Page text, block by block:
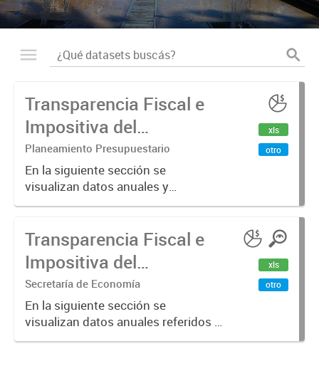
Transparencia Fiscal e
Impositiva del
Municipio. Año 2024
Planeamiento Presupuestario
En la siguiente sección se
visualizan datos anuales y
trimestrales referidos a la
Municipio en el año 2024.
xls
otro
Transparencia Fiscal e
Impositiva del
Municipio. Año 2023
Secretaría de Economía
En la siguiente sección se
visualizan datos anuales referidos a
la transparencia fiscal e impositiva
xls
otro